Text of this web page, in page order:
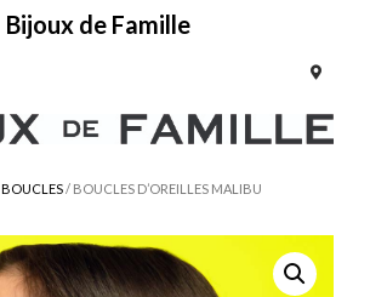
BOUCLES/ BOUCLES D’OREILLES MALIBU
Bijoux de Famille